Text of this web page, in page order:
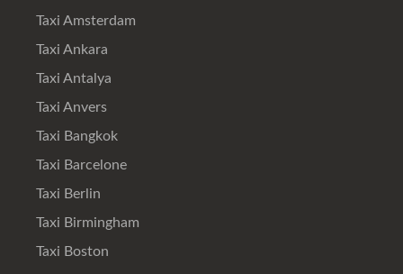
Taxi Amsterdam
Taxi Ankara
Taxi Antalya
Taxi Anvers
Taxi Bangkok
Taxi Barcelone
Taxi Berlin
Taxi Birmingham
Taxi Boston